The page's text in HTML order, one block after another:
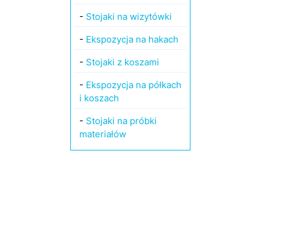
- Stojaki na wizytówki
- Ekspozycja na hakach
- Stojaki z koszami
- Ekspozycja na półkach
i koszach
- Stojaki na próbki
materiałów